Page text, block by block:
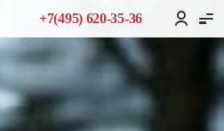
+7(495) 620-35-36